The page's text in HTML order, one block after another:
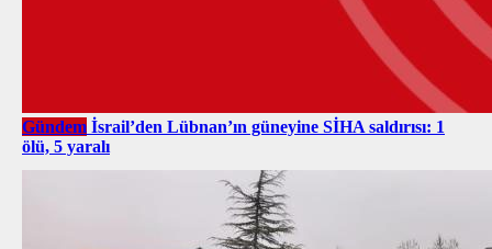
Gündem İsrail’den Lübnan’ın güneyine SİHA saldırısı: 1
ölü, 5 yaralı